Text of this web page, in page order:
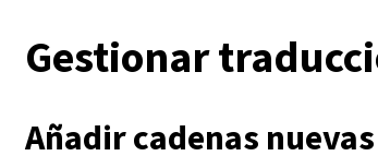
Gestionar
Añadir cadenas nuevas